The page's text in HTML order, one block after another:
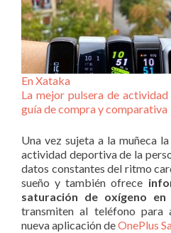
En Xataka
La mejor pulsera de
guía de compra y comparativa
Una vez sujeta a la muñeca
actividad deportiva de la
datos constantes del ritmo
sueño y también ofrece
saturación de oxígeno en
transmiten al teléfono para
nueva aplicación deOnePlus